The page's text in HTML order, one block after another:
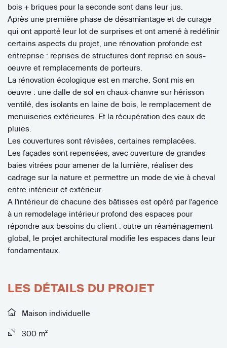
bois + briques pour la seconde sont dans leur jus.
Après une première phase de désamiantage et de curage
qui ont apporté leur lot de surprises et ont amené à redéfinir
certains aspects du projet, une rénovation profonde est
entreprise : reprises de structures dont reprise en sous-
oeuvre et remplacements de porteurs.
La rénovation écologique est en marche. Sont mis en
oeuvre : une dalle de sol en chaux-chanvre sur hérisson
ventilé, des isolants en laine de bois, le remplacement de
menuiseries extérieures. Et la récupération des eaux de
pluies.
Les couvertures sont révisées, certaines remplacées.
Les façades sont repensées, avec ouverture de grandes
baies vitrées pour amener de la lumière, réaliser des
cadrage sur la nature et permettre un mode de vie à cheval
entre intérieur et extérieur.
A l'intérieur de chacune des bâtisses est opéré par l'agence
à un remodelage intérieur profond des espaces pour
répondre aux besoins du client : outre un réaménagement
global, le projet architectural modifie les espaces dans leur
fondamentaux.
LES DÉTAILS DU PROJET
Maison individuelle
300 m²